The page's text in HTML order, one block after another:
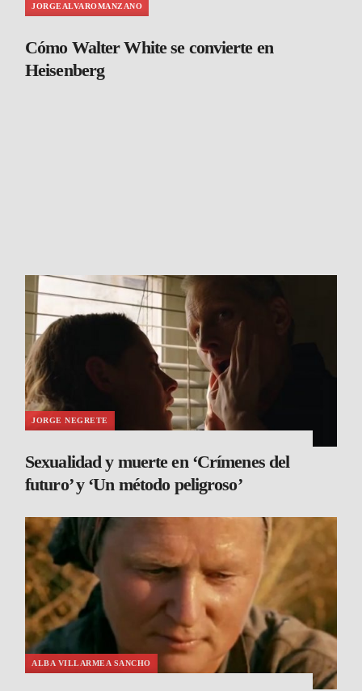
JORGEALVAROMANZANO
Cómo Walter White se convierte en
Heisenberg
JORGE NEGRETE
Sexualidad y muerte en ‘Crímenes del
futuro’ y ‘Un método peligroso’
ALBA VILLARMEA SANCHO